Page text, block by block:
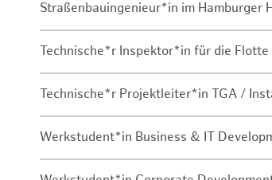
Straßenbauingenieur*in im Hamburger
Technische*r Inspektor*in für die Flotte
Technische*r Projektleiter*in TGA /
Werkstudent*in Business & IT